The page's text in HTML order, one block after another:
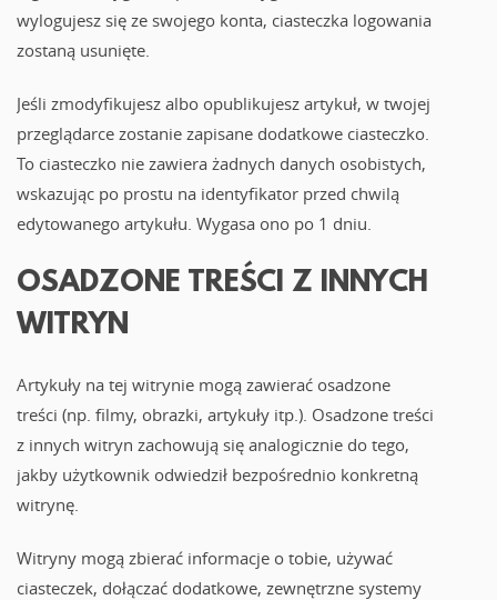
wylogujesz się ze swojego konta, ciasteczka logowania
zostaną usunięte.
Jeśli zmodyfikujesz albo opublikujesz artykuł, w twojej
przeglądarce zostanie zapisane dodatkowe ciasteczko.
To ciasteczko nie zawiera żadnych danych osobistych,
wskazując po prostu na identyfikator przed chwilą
edytowanego artykułu. Wygasa ono po 1 dniu.
OSADZONE TREŚCI Z INNYCH
WITRYN
Artykuły na tej witrynie mogą zawierać osadzone
treści (np. filmy, obrazki, artykuły itp.). Osadzone treści
z innych witryn zachowują się analogicznie do tego,
jakby użytkownik odwiedził bezpośrednio konkretną
witrynę.
Witryny mogą zbierać informacje o tobie, używać
ciasteczek, dołączać dodatkowe, zewnętrzne systemy